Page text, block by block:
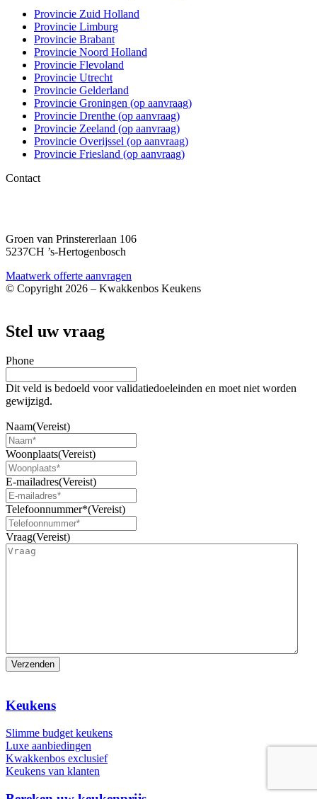
Provincie Zuid Holland
Provincie Limburg
Provincie Brabant
Provincie Noord Holland
Provincie Flevoland
Provincie Utrecht
Provincie Gelderland
Provincie Groningen (op aanvraag)
Provincie Drenthe (op aanvraag)
Provincie Zeeland (op aanvraag)
Provincie Overijssel (op aanvraag)
Provincie Friesland (op aanvraag)
Contact
Groen van Prinstererlaan 106
5237CH ’s-Hertogenbosch
Maatwerk offerte aanvragen
© Copyright 2026 – Kwakkenbos Keukens
Stel uw vraag
Phone
Dit veld is bedoeld voor validatiedoeleinden en moet niet worden
gewijzigd.
Naam(Vereist)
Woonplaats(Vereist)
E-mailadres(Vereist)
Telefoonnummer*(Vereist)
Vraag(Vereist)
Keukens
Slimme budget keukens
Luxe aanbiedingen
Kwakkenbos exclusief
Keukens van klanten